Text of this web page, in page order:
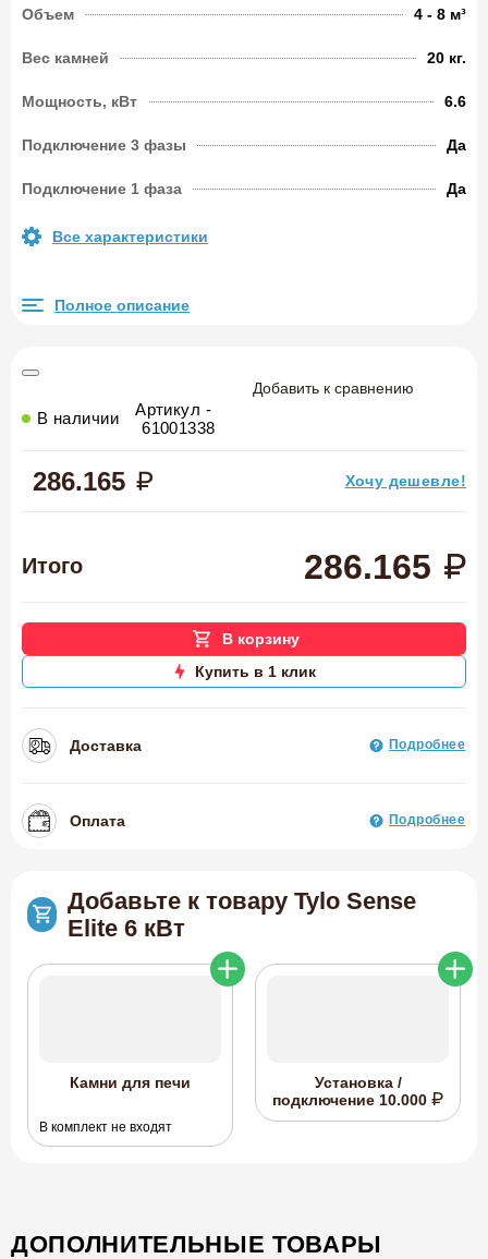
Все характеристики
Объем 4 - 8 м³
Вес камней 20 кг.
Мощность, кВт 6.6
Подключение 3 фазы Да
Подключение 1 фаза Да
Полное описание
Добавить к сравнению
В наличии
Артикул -
61001338
286.165 Хочу дешевле!
Итого 286.165
В корзину
Купить в 1 клик
Доставка Подробнее
Оплата Подробнее
Добавьте к товару Tylo Sense
Elite 6 кВт
Камни для печи
В комплект не входят
Установка /
подключение 10.000
ДОПОЛНИТЕЛЬНЫЕ ТОВАРЫ